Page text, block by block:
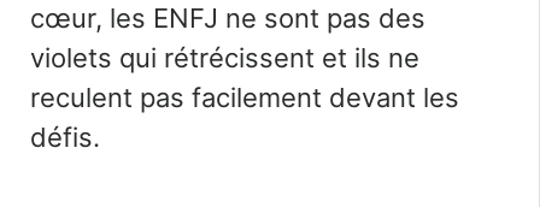
cœur, les ENFJ ne sont pas des
violets qui rétrécissent et ils ne
reculent pas facilement devant les
défis.